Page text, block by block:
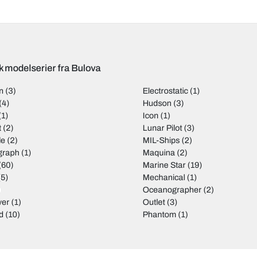
modelserier fra Bulova
(3)
(4)
(2)
(2)
(1)
(1)
(10)
Electrostatic(1)
Hudson (3)
Icon (1)
Lunar Pilot(3)
MIL-Ships(2)
Maquina(2)
Marine Star(19)
Mechanical (1)
Oceanographer(2)
Outlet(3)
Phantom(1)